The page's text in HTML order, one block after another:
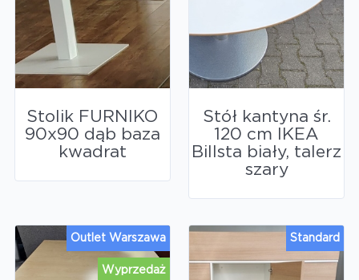
Stolik FURNIKO
90x90 dąb baza
kwadrat
Stół kantyna śr.
120 cm IKEA
Billsta biały, talerz
szary
Wyprzedaż
Outlet Warszawa Standard